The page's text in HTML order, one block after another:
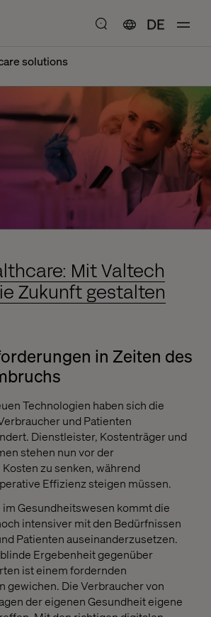
DE
solutions
Mit Valtech
Zukunft gestalten
in Zeiten des
Technologien haben sich die
und Patienten
Dienstleister, Kostenträger und
stehen nun vor der
zu senken, während
Effizienz steigen müssen.
Gesundheitswesen kommt die
intensiver mit den Bedürfnissen
Patienten auseinanderzusetzen.
Ergebenheit gegenüber
ist einem fordernden
gewichen. Die Verbraucher von
der eigenen Gesundheit eigene